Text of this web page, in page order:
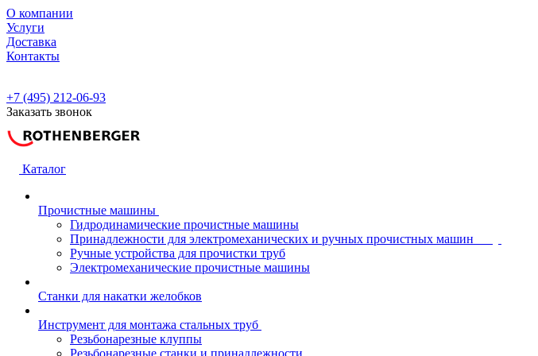
О компании
Услуги
Доставка
Контакты
+7 (495) 212-06-93
Заказать звонок
Каталог
Прочистные машины
Гидродинамические прочистные машины
Принадлежности для электромеханических и ручных прочистных машин
Ручные устройства для прочистки труб
Электромеханические прочистные машины
Станки для накатки желобков
Инструмент для монтажа стальных труб
Резьбонарезные клуппы
Резьбонарезные станки и принадлежности